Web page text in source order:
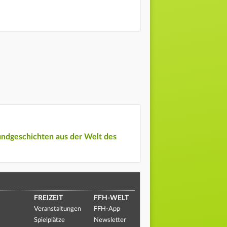
aus der Welt des
FREIZEIT
Veranstaltungen
Spielplätze
FFH-WELT
FFH-App
Newsletter